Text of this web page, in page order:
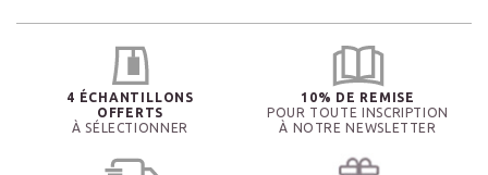
4 ÉCHANTILLONS
OFFERTS
À SÉLECTIONNER
10% DE REMISE
POUR TOUTE INSCRIPTION
À NOTRE NEWSLETTER